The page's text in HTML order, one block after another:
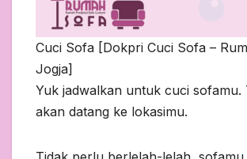
Cuci Sofa [Dokpri Cuci Sofa –
Jogja]
Yuk jadwalkan untuk cuci sofamu.
akan datang ke lokasimu.